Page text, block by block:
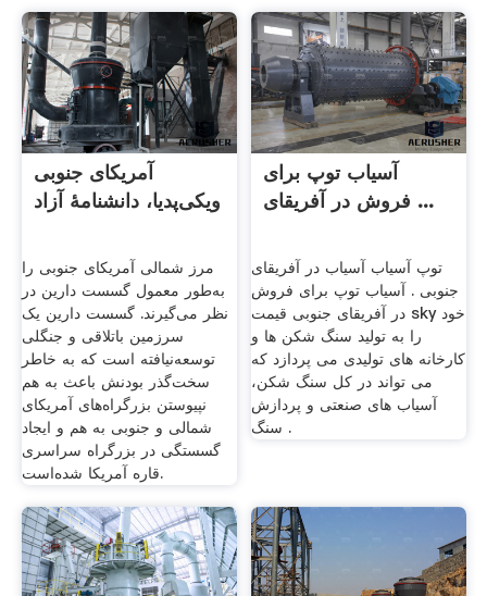
آمریکای جنوبی
ویکی‌پدیا، دانشنامهٔ آزاد
مرز شمالی آمریکای جنوبی را
به‌طور معمول گسست دارین در
نظر می‌گیرند. گسست دارین یک
سرزمین باتلاقی و جنگلی
توسعه‌نیافته است که به خاطر
سخت‌گذر بودنش باعث به هم
نپیوستن بزرگراه‌های آمریکای
شمالی و جنوبی به هم و ایجاد
گسستگی در بزرگراه سراسری
قاره آمریکا شده‌است.
آسیاب توپ برای
فروش در آفریقای ...
توپ آسیاب آسیاب در آفریقای
جنوبی . آسیاب توپ برای فروش
در آفریقای جنوبی قیمت sky خود
را به تولید سنگ شکن ها و
کارخانه های تولیدی می پردازد که
می تواند در کل سنگ شکن،
آسیاب های صنعتی و پردازش
سنگ .